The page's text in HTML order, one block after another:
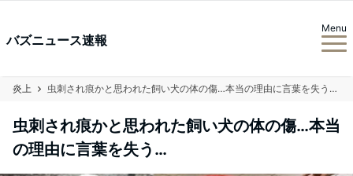
バズニュース速報
Menu
炎上 虫刺され痕かと思われた飼い犬の体の傷…本当の理由に言葉を失う…
虫刺され痕かと思われた飼い犬の体の傷…本当
の理由に言葉を失う…